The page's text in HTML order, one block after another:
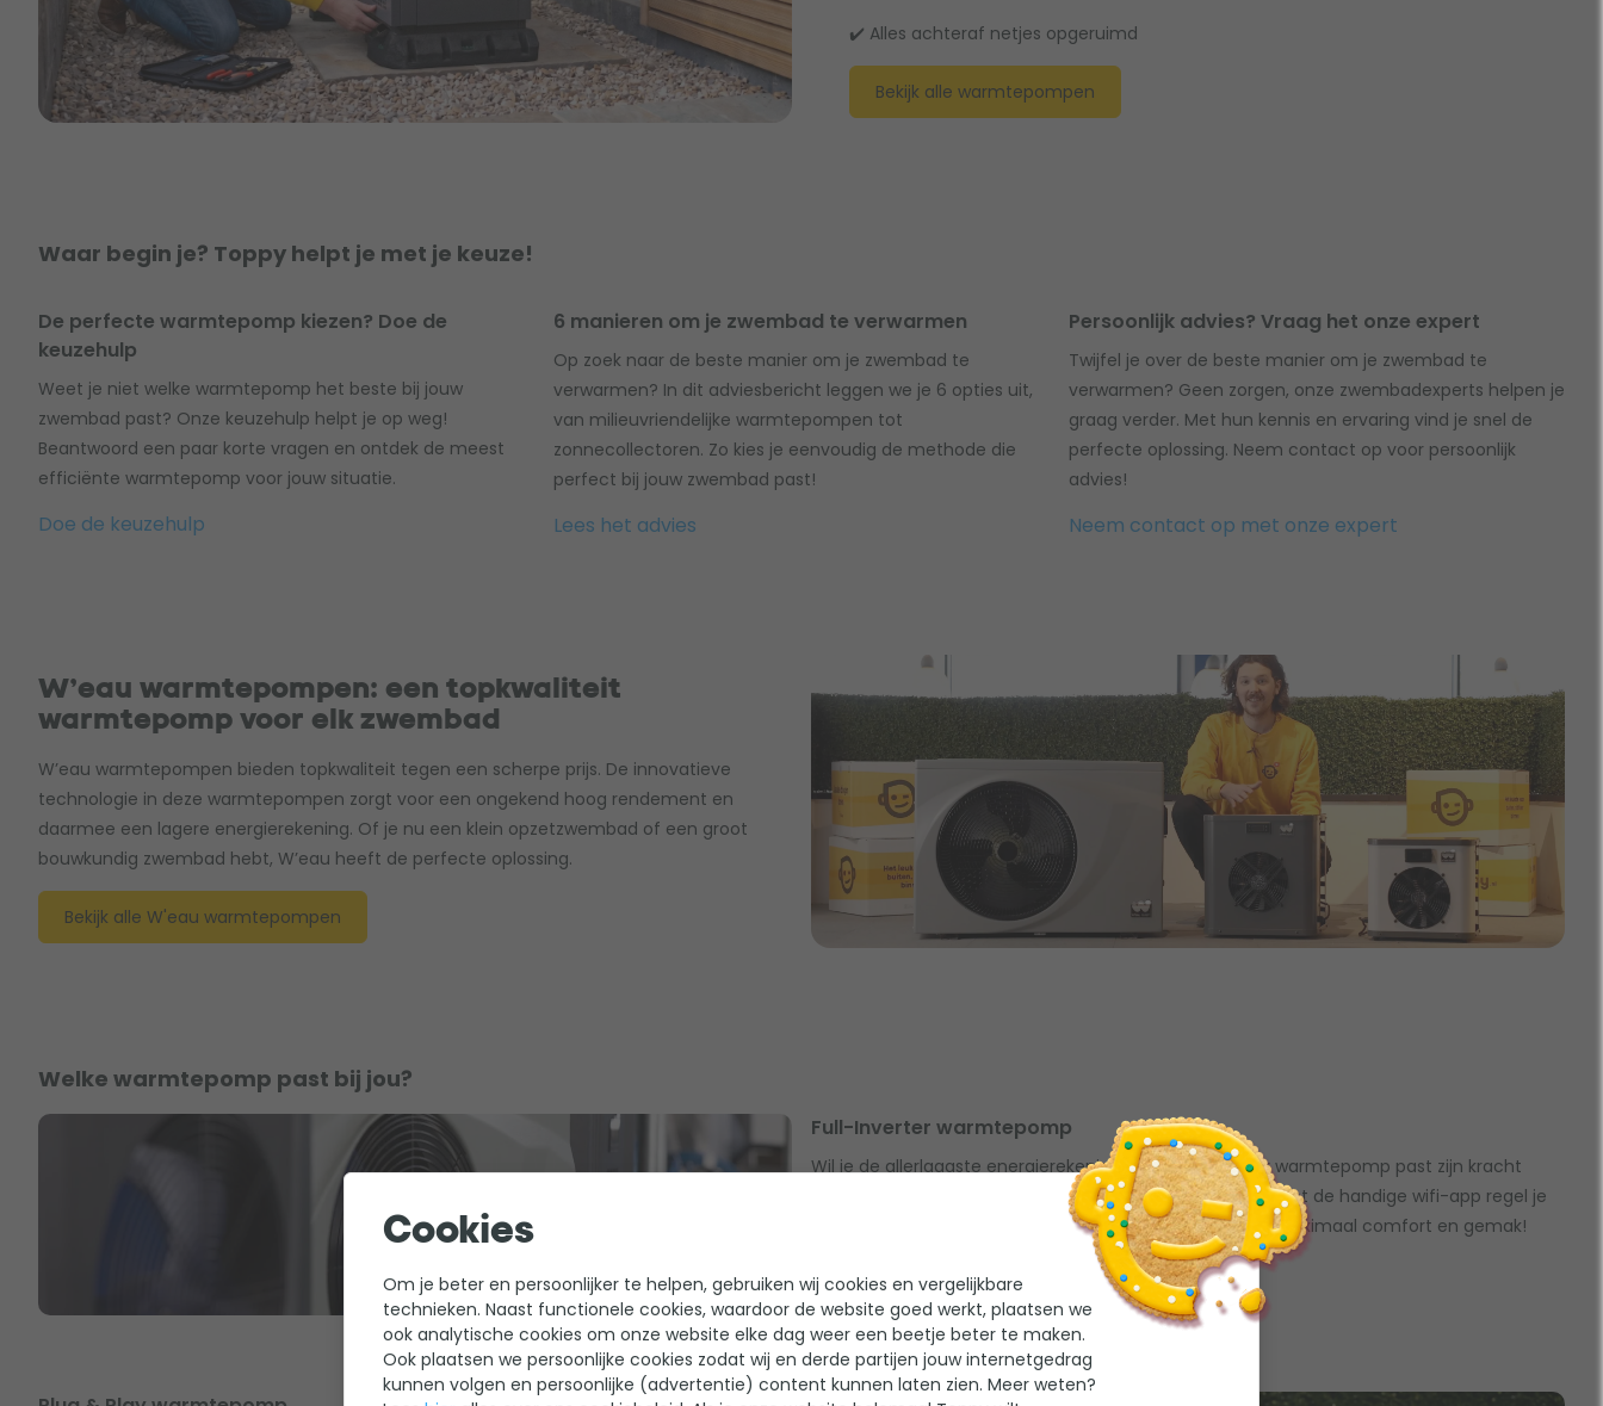
✔️ Alles achteraf netjes opgeruimd
Bekijk alle warmtepompen
Waar begin je? Toppy helpt je met je keuze!
De perfecte warmtepomp kiezen? Doe de
keuzehulp
Weet je niet welke warmtepomp het beste bij jouw
zwembad past? Onze keuzehulp helpt je op weg!
Beantwoord een paar korte vragen en ontdek de meest
efficiënte warmtepomp voor jouw situatie.
Doe de keuzehulp
6 manieren om je zwembad te verwarmen
Op zoek naar de beste manier om je zwembad te
verwarmen? In dit adviesbericht leggen we je 6 opties uit,
van milieuvriendelijke warmtepompen tot
zonnecollectoren. Zo kies je eenvoudig de methode die
perfect bij jouw zwembad past!
Lees het advies
Persoonlijk advies? Vraag het onze expert
Twijfel je over de beste manier om je zwembad te
verwarmen? Geen zorgen, onze zwembadexperts helpen je
graag verder. Met hun kennis en ervaring vind je snel de
perfecte oplossing. Neem contact op voor persoonlijk
advies!
Neem contact op met onze expert
W’eau warmtepompen: een topkwaliteit
warmtepomp voor elk zwembad
W’eau warmtepompen bieden topkwaliteit tegen een scherpe prijs. De innovatieve
technologie in deze warmtepompen zorgt voor een ongekend hoog rendement en
daarmee een lagere energierekening. Of je nu een klein opzetzwembad of een groot
bouwkundig zwembad hebt, W’eau heeft de perfecte oplossing.
Bekijk alle W'eau warmtepompen
Welke warmtepomp past bij jou?
Full-Inverter warmtepomp
Wil je de allerlaagste energierekening? Een Full-Inverter warmtepomp past zijn kracht
continu aan, waardoor hij superstil en extreem zuinig is. Met de handige wifi-app regel je
de temperatuur overal ter wereld. De beste keuze voor maximaal comfort en gemak!
Bekijk full inverter warmtepompen
Cookies
Om je beter en persoonlijker te helpen, gebruiken wij cookies en vergelijkbare
technieken. Naast functionele cookies, waardoor de website goed werkt, plaatsen we
ook analytische cookies om onze website elke dag weer een beetje beter te maken.
Ook plaatsen we persoonlijke cookies zodat wij en derde partijen jouw internetgedrag
kunnen volgen en persoonlijke (advertentie) content kunnen laten zien. Meer weten?